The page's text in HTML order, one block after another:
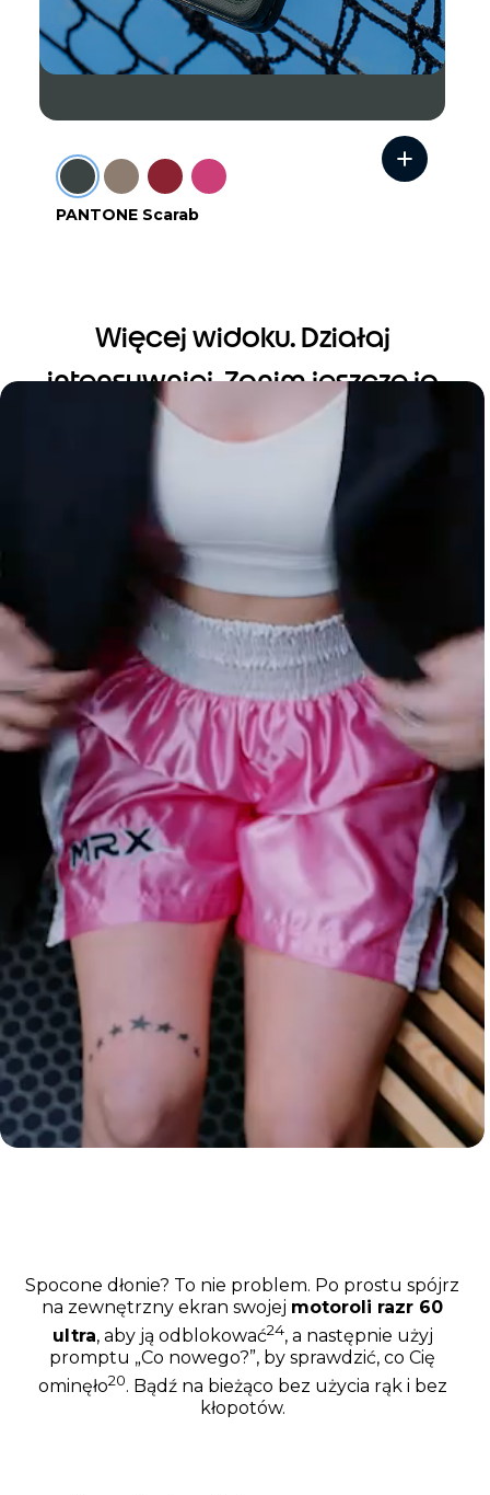
PANTONE Scarab
Więcej widoku. Działaj
intensywniej. Zanim jeszcze ją
otworzysz.
Spocone dłonie? To nie problem. Po prostu spójrz
na zewnętrzny ekran swojej motoroli razr 60
ultra, aby ją odblokować24, a następnie użyj
promptu „Co nowego?”, by sprawdzić, co Cię
ominęło20. Bądź na bieżąco bez użycia rąk i bez
kłopotów.